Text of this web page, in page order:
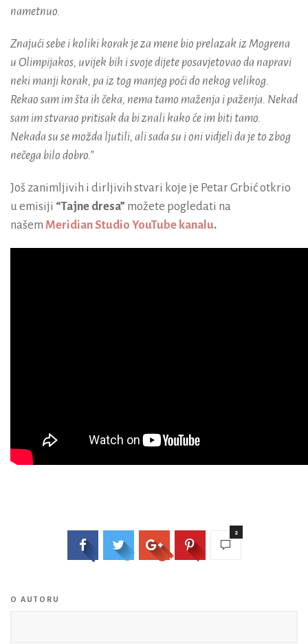
nametnuo.
Znajući sebe i koliki korak je za mene bio prelazak iz Mogrena
u Olimpijakos, uvijek bih i svoje dijete posavjetovao da napravi
neki manji korak, pa iz tog manjeg poći do nekog velikog.
Rekao sam im šta ih čeka, nema tamo maženja i paženja. Nekad
sam im stvarao pritisak da bi znali kako će im biti tamo.
Nekada su se možda ljutili, ali sada su i oni vidjeli da je to zbog
nečega bilo dobro.”
Još zanimljivih i dirljivih stvari koje je Petar Grbić otkrio
u emisiji “Tajne dresa” možete pogledati na
našem Meridian Studio YouTube kanalu.
2
O AUTORU